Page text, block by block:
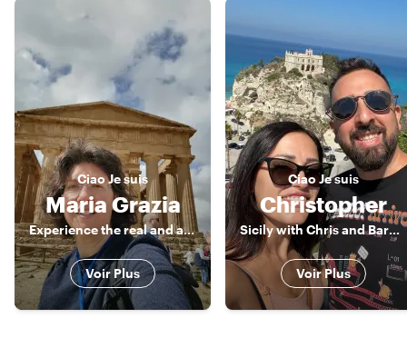
CiaoJe suis
Maria Grazia
Experience the real and authentic Sicily
Voir Plus
CiaoJe suis
Christopher
Sicily with Chris and Barbara, a real locals!
Voir Plus